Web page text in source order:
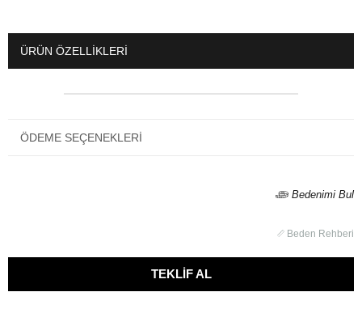
ÜRÜN ÖZELLIKLERI
ÖDEME SEÇENEKLERI
Bedenimi Bul
Beden Rehberi